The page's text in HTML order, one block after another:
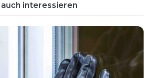
interessieren